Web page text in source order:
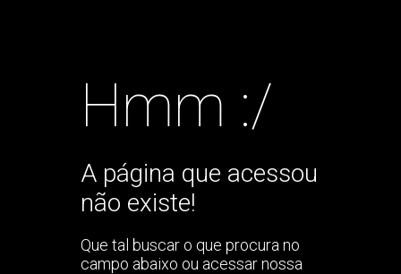
Hmm :/
A página que acessou
não existe!
Que tal buscar o que procura no
campo abaixo ou acessar nossa